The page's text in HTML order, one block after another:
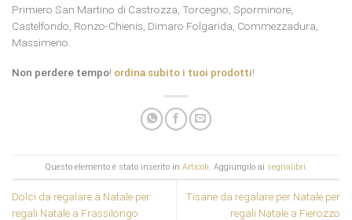
Primiero San Martino di Castrozza, Torcegno, Sporminore,
Castelfondo, Ronzo-Chienis, Dimaro Folgarida, Commezzadura,
Massimeno.
Non perdere tempo! ordina subito i tuoi prodotti!
Questo elemento è stato inserito in Articoli . Aggiungilo ai segnalibri
Dolci da regalare a Natale per
regali Natale a Frassilongo
Tisane da regalare per Natale per
regali Natale a Fierozzo